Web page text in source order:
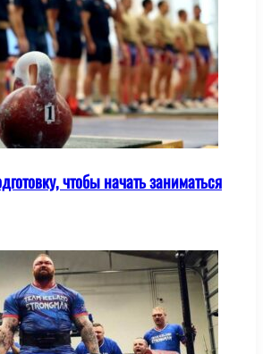
чтобы начать заниматься